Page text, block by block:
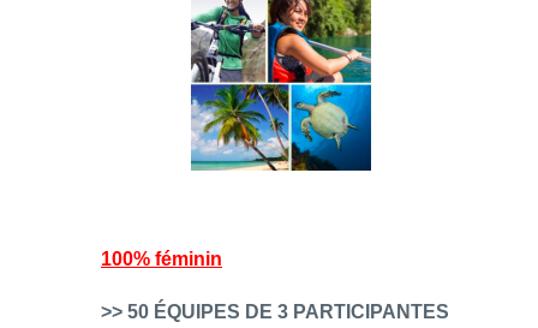
100% féminin
>> 50 ÉQUIPES DE 3 PARTICIPANTES